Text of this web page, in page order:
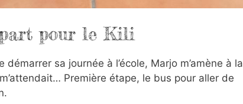
pour le Kili
démarrer sa journée à l’école, Marjo m’amène à la
Première étape, le bus pour aller de